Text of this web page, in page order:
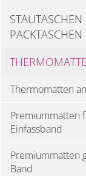
STAUTASCHEN
PACKTASCHEN
Thermomatten
Premiummatten
Einfassband
Premiummatten
Band